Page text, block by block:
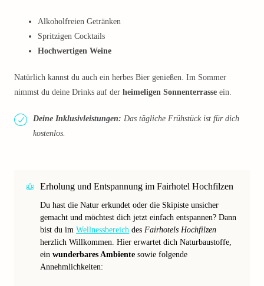
Alkoholfreien Getränken
Spritzigen Cocktails
Hochwertigen Weine
Natürlich kannst du auch ein herbes Bier genießen. Im Sommer
nimmst du deine Drinks auf der heimeligen Sonnenterrasse ein.
Deine Inklusivleistungen: Das tägliche Frühstück ist für dich
kostenlos.
Erholung und Entspannung im Fairhotel Hochfilzen
Du hast die Natur erkundet oder die Skipiste unsicher
gemacht und möchtest dich jetzt einfach entspannen? Dann
bist du im Wellnessbereich des Fairhotels Hochfilzen
herzlich Willkommen. Hier erwartet dich Naturbaustoffe,
ein wunderbares Ambiente sowie folgende
Annehmlichkeiten: